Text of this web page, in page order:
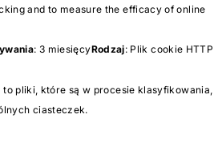
and to measure the efficacy of online
: 3 miesięcyRodzaj: Plik cookie HTTP
pliki, które są w procesie klasyfikowania,
ciasteczek.